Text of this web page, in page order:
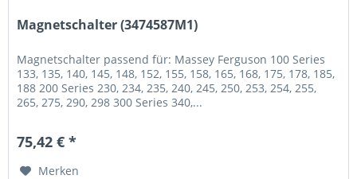
Magnetschalter (3474587M1)
Magnetschalter passend für: Massey Ferguson 100 Series
133, 135, 140, 145, 148, 152, 155, 158, 165, 168, 175, 178, 185,
188 200 Series 230, 234, 235, 240, 245, 250, 253, 254, 255,
265, 275, 290, 298 300 Series 340,...
75,42 € *
Merken